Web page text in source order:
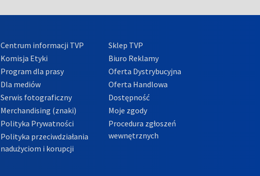
Centrum informacji TVP
Komisja Etyki
Program dla prasy
Dla mediów
Serwis fotograficzny
Merchandising (znaki)
Polityka Prywatności
Polityka przeciwdziałania
nadużyciom i korupcji
Sklep TVP
Biuro Reklamy
Oferta Dystrybucyjna
Oferta Handlowa
Dostępność
Moje zgody
Procedura zgłoszeń
wewnętrznych